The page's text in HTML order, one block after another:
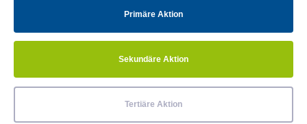
Primäre Aktion
Sekundäre Aktion
Tertiäre Aktion